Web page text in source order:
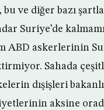
bu ve diğer bazı
Suriye’de
ABD askerlerinin
Sahada
dışişleri
aksine